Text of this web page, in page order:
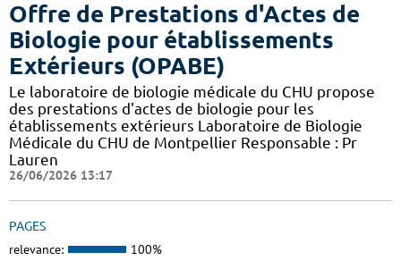
Offre de Prestations d'Actes de
Biologie pour établissements
Extérieurs (OPABE)
Le laboratoire de biologie médicale du CHU propose
des prestations d'actes de biologie pour les
établissements extérieurs Laboratoire de Biologie
Médicale du CHU de Montpellier Responsable : Pr
Lauren
26/06/2026 13:17
PAGES
relevance: 100%